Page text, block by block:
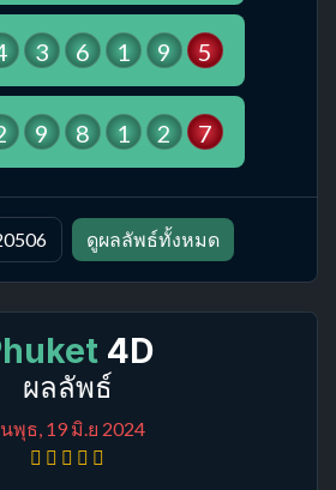
3 6 1 9 5
9 8 1 2 7
ดูผลลัพธ์ทั้งหมด
4D
ผลลัพธ์
พุธ, 19 มิ.ย 2024